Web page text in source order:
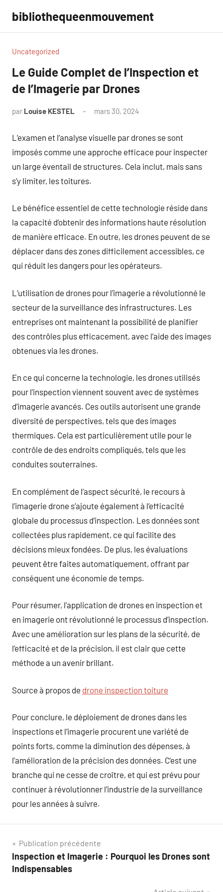
contenu
bibliothequeenmouvement
Uncategorized
Le Guide Complet de l’Inspection et
de l’Imagerie par Drones
par Louise KESTEL mars 30, 2024
L’examen et l’analyse visuelle par drones se sont
imposés comme une approche efficace pour inspecter
un large éventail de structures. Cela inclut, mais sans
s’y limiter, les toitures.
Le bénéfice essentiel de cette technologie réside dans
la capacité d’obtenir des informations haute résolution
de manière efficace. En outre, les drones peuvent de se
déplacer dans des zones difficilement accessibles, ce
qui réduit les dangers pour les opérateurs.
L’utilisation de drones pour l’imagerie a révolutionné le
secteur de la surveillance des infrastructures. Les
entreprises ont maintenant la possibilité de planifier
des contrôles plus efficacement, avec l’aide des images
obtenues via les drones.
En ce qui concerne la technologie, les drones utilisés
pour l’inspection viennent souvent avec de systèmes
d’imagerie avancés. Ces outils autorisent une grande
diversité de perspectives, tels que des images
thermiques. Cela est particulièrement utile pour le
contrôle de des endroits compliqués, tels que les
conduites souterraines.
En complément de l’aspect sécurité, le recours à
l’imagerie drone s’ajoute également à l’efficacité
globale du processus d’inspection. Les données sont
collectées plus rapidement, ce qui facilite des
décisions mieux fondées. De plus, les évaluations
peuvent être faites automatiquement, offrant par
conséquent une économie de temps.
Pour résumer, l’application de drones en inspection et
en imagerie ont révolutionné le processus d’inspection.
Avec une amélioration sur les plans de la sécurité, de
l’efficacité et de la précision, il est clair que cette
méthode a un avenir brillant.
Source à propos de drone inspection toiture
Pour conclure, le déploiement de drones dans les
inspections et l’imagerie procurent une variété de
points forts, comme la diminution des dépenses, à
l’amélioration de la précision des données. C’est une
branche qui ne cesse de croître, et qui est prévu pour
continuer à révolutionner l’industrie de la surveillance
pour les années à suivre.
Navigation
de
Publication précédente
Inspection et Imagerie : Pourquoi les Drones sont
Indispensables